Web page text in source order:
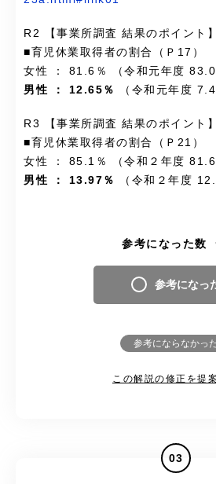
R2 【事業所調査 結果のポイント】
■育児休業取得者の割合（Ｐ17）
女性 ： 81.6％ （令和元年度 83.0
男性 ： 12.65％
（令和元年度
R3 【事業所調査 結果のポイント】
■育児休業取得者の割合（Ｐ21）
女性 ： 85.1％ （令和２年度 81.6
男性 ： 13.97％
（令和２年度
参考になった数
参考になっ
参考にならなかっ
この解説の修正を提
03